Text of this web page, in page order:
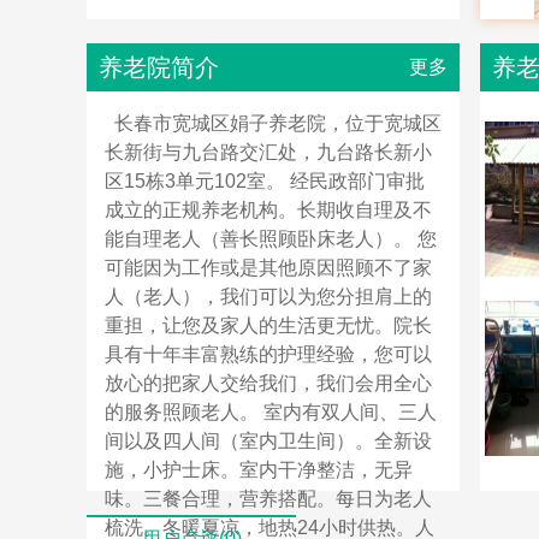
养老院简介 更多
长春市宽城区娟子养老院，位于宽城区
长新街与九台路交汇处，九台路长新小
区15栋3单元102室。 经民政部门审批
成立的正规养老机构。长期收自理及不
能自理老人（善长照顾卧床老人）。 您
可能因为工作或是其他原因照顾不了家
人（老人），我们可以为您分担肩上的
重担，让您及家人的生活更无忧。院长
具有十年丰富熟练的护理经验，您可以
放心的把家人交给我们，我们会用全心
的服务照顾老人。 室内有双人间、三人
间以及四人间（室内卫生间）。全新设
施，小护士床。室内干净整洁，无异
味。三餐合理，营养搭配。每日为老人
梳洗。冬暖夏凉，地热24小时供热。人
养